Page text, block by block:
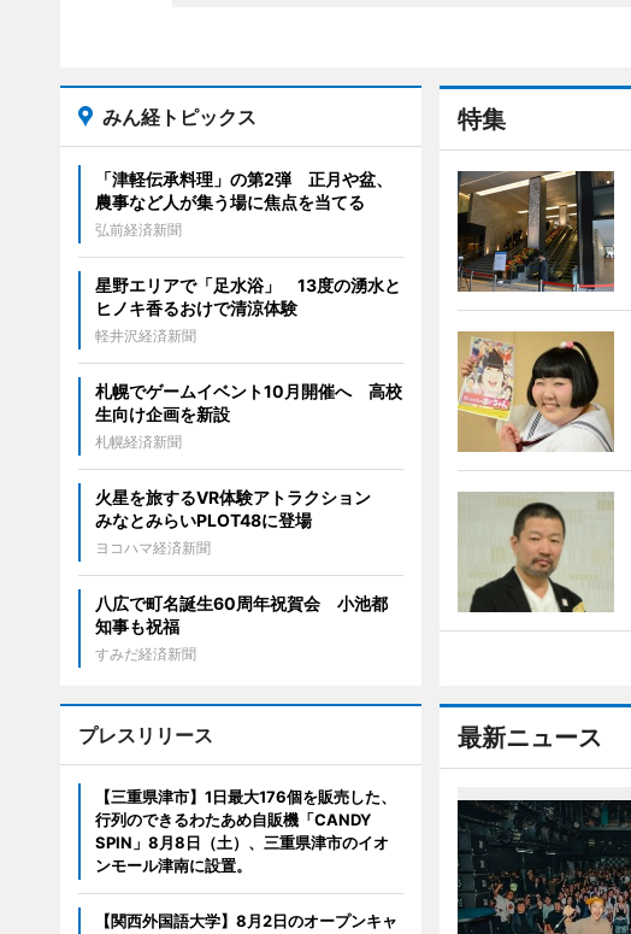
特集
最新ニュース
みん経トピックス
「津軽伝承料理」の第2弾 正月や盆、
農事など人が集う場に焦点を当てる
弘前経済新聞
星野エリアで「足水浴」 13度の湧水と
ヒノキ香るおけで清涼体験
軽井沢経済新聞
札幌でゲームイベント10月開催へ 高校
生向け企画を新設
札幌経済新聞
火星を旅するVR体験アトラクション
みなとみらいPLOT48に登場
ヨコハマ経済新聞
八広で町名誕生60周年祝賀会 小池都
知事も祝福
すみだ経済新聞
プレスリリース
【三重県津市】1日最大176個を販売した、
行列のできるわたあめ自販機「CANDY
SPIN」8月8日（土）、三重県津市のイオ
ンモール津南に設置。
【関西外国語大学】8月2日のオープンキャ